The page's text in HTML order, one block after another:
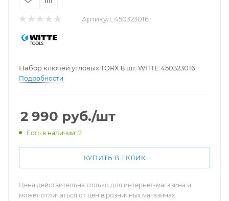
Артикул: 450323016
Набор ключей угловых TORX 8 шт. WITTE 450323016
Подробности
2 990 руб./шт
Есть в наличии: 2
КУПИТЬ В 1 КЛИК
Цена действительна только для интернет-магазина и
может отличаться от цен в розничных магазинах